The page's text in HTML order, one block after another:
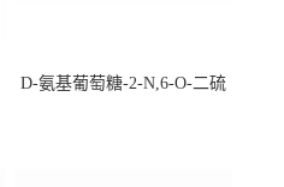
D-氨基葡萄糖-2-N,6-O-二硫